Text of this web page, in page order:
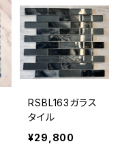
RSBL163ガラス
タイル
¥29,800